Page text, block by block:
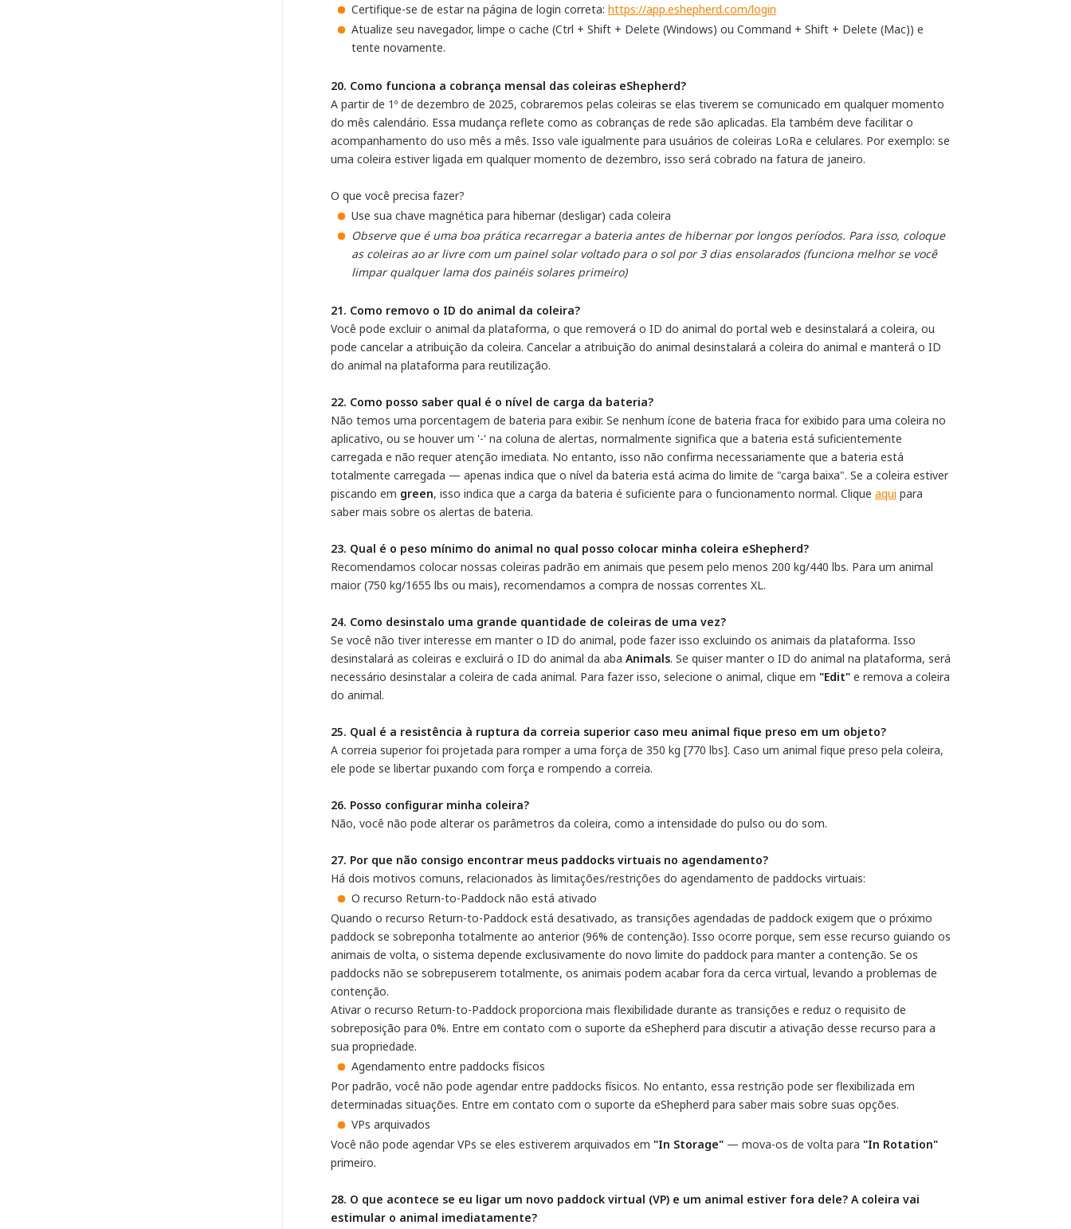
Certifique-se de estar na página de login correta: https://app.eshepherd.com/login
Atualize seu navegador, limpe o cache (Ctrl + Shift + Delete (Windows) ou Command + Shift + Delete (Mac)) e
tente novamente.
20. Como funciona a cobrança mensal das coleiras eShepherd?
A partir de 1º de dezembro de 2025, cobraremos pelas coleiras se elas tiverem se comunicado em qualquer momento
do mês calendário. Essa mudança reflete como as cobranças de rede são aplicadas. Ela também deve facilitar o
acompanhamento do uso mês a mês. Isso vale igualmente para usuários de coleiras LoRa e celulares. Por exemplo: se
uma coleira estiver ligada em qualquer momento de dezembro, isso será cobrado na fatura de janeiro.
O que você precisa fazer?
Use sua chave magnética para hibernar (desligar) cada coleira
Observe que é uma boa prática recarregar a bateria antes de hibernar por longos períodos. Para isso, coloque
as coleiras ao ar livre com um painel solar voltado para o sol por 3 dias ensolarados (funciona melhor se você
limpar qualquer lama dos painéis solares primeiro)
21. Como removo o ID do animal da coleira?
Você pode excluir o animal da plataforma, o que removerá o ID do animal do portal web e desinstalará a coleira, ou
pode cancelar a atribuição da coleira. Cancelar a atribuição do animal desinstalará a coleira do animal e manterá o ID
do animal na plataforma para reutilização.
22. Como posso saber qual é o nível de carga da bateria?
Não temos uma porcentagem de bateria para exibir. Se nenhum ícone de bateria fraca for exibido para uma coleira no
aplicativo, ou se houver um '-' na coluna de alertas, normalmente significa que a bateria está suficientemente
carregada e não requer atenção imediata. No entanto, isso não confirma necessariamente que a bateria está
totalmente carregada — apenas indica que o nível da bateria está acima do limite de "carga baixa". Se a coleira estiver
piscando em green, isso indica que a carga da bateria é suficiente para o funcionamento normal. Clique aqui para
saber mais sobre os alertas de bateria.
23. Qual é o peso mínimo do animal no qual posso colocar minha coleira eShepherd?
Recomendamos colocar nossas coleiras padrão em animais que pesem pelo menos 200 kg/440 lbs. Para um animal
maior (750 kg/1655 lbs ou mais), recomendamos a compra de nossas correntes XL.
24. Como desinstalo uma grande quantidade de coleiras de uma vez?
Se você não tiver interesse em manter o ID do animal, pode fazer isso excluindo os animais da plataforma. Isso
desinstalará as coleiras e excluirá o ID do animal da aba Animals. Se quiser manter o ID do animal na plataforma, será
necessário desinstalar a coleira de cada animal. Para fazer isso, selecione o animal, clique em "Edit" e remova a coleira
do animal.
25. Qual é a resistência à ruptura da correia superior caso meu animal fique preso em um objeto?
A correia superior foi projetada para romper a uma força de 350 kg [770 lbs]. Caso um animal fique preso pela coleira,
ele pode se libertar puxando com força e rompendo a correia.
26. Posso configurar minha coleira?
Não, você não pode alterar os parâmetros da coleira, como a intensidade do pulso ou do som.
27. Por que não consigo encontrar meus paddocks virtuais no agendamento?
Há dois motivos comuns, relacionados às limitações/restrições do agendamento de paddocks virtuais:
O recurso Return-to-Paddock não está ativado
Quando o recurso Return-to-Paddock está desativado, as transições agendadas de paddock exigem que o próximo
paddock se sobreponha totalmente ao anterior (96% de contenção). Isso ocorre porque, sem esse recurso guiando os
animais de volta, o sistema depende exclusivamente do novo limite do paddock para manter a contenção. Se os
paddocks não se sobrepuserem totalmente, os animais podem acabar fora da cerca virtual, levando a problemas de
contenção.
Ativar o recurso Return-to-Paddock proporciona mais flexibilidade durante as transições e reduz o requisito de
sobreposição para 0%. Entre em contato com o suporte da eShepherd para discutir a ativação desse recurso para a
sua propriedade.
Agendamento entre paddocks físicos
Por padrão, você não pode agendar entre paddocks físicos. No entanto, essa restrição pode ser flexibilizada em
determinadas situações. Entre em contato com o suporte da eShepherd para saber mais sobre suas opções.
VPs arquivados
Você não pode agendar VPs se eles estiverem arquivados em "In Storage" — mova-os de volta para "In Rotation"
primeiro.
28. O que acontece se eu ligar um novo paddock virtual (VP) e um animal estiver fora dele? A coleira vai
estimular o animal imediatamente?